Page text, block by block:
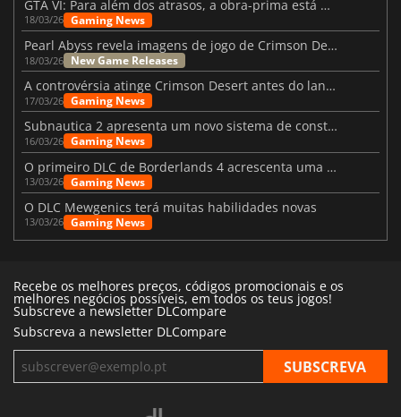
GTA VI: Para além dos atrasos, a obra-prima está quase a chegar
18/03/26 Gaming News
Pearl Abyss revela imagens de jogo de Crimson Desert para a PS5
18/03/26 New Game Releases
A controvérsia atinge Crimson Desert antes do lançamento
17/03/26 Gaming News
Subnautica 2 apresenta um novo sistema de construção de bases
16/03/26 Gaming News
O primeiro DLC de Borderlands 4 acrescenta uma nova personagem e muito mais
13/03/26 Gaming News
O DLC Mewgenics terá muitas habilidades novas
13/03/26 Gaming News
Recebe os melhores preços, códigos promocionais e os
melhores negócios possíveis, em todos os teus jogos!
Subscreve a newsletter DLCompare
Subscreva a newsletter DLCompare